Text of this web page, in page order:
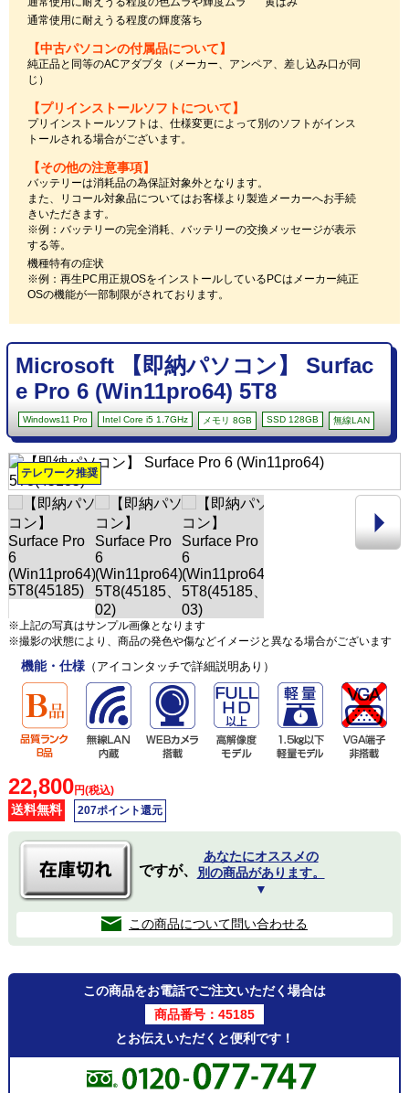
通常使用に耐えうる程度の輝度落ち
【中古パソコンの付属品について】
純正品と同等のACアダプタ（メーカー、アンペア、差し込み口が同
じ）
【プリインストールソフトについて】
プリインストールソフトは、仕様変更によって別のソフトがインス
トールされる場合がございます。
【その他の注意事項】
バッテリーは消耗品の為保証対象外となります。
また、リコール対象品についてはお客様より製造メーカーへお手続
きいただきます。
※例：バッテリーの完全消耗、バッテリーの交換メッセージが表示
する等。
機種特有の症状
※例：再生PC用正規OSをインストールしているPCはメーカー純正
OSの機能が一部制限がされております。
Microsoft 【即納パソコン】 Surfac
e Pro 6 (Win11pro64) 5T8
Windows11 Pro Intel Core i5 1.7GHz メモリ 8GB SSD 128GB 無線LAN
テレワーク推奨
※上記の写真はサンプル画像となります
※撮影の状態により、商品の発色や傷などイメージと異なる場合がございます
機能・仕様（アイコンタッチで詳細説明あり）
22,800円(税込)
送料無料 207ポイント還元
ですが、
あなたにオススメの
別の商品があります。
▼
この商品について問い合わせる
この商品をお電話でご注文いただく場合は
商品番号：45185
とお伝えいただくと便利です！